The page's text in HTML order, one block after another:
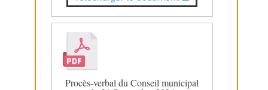
Procès-verbal du Conseil municipal